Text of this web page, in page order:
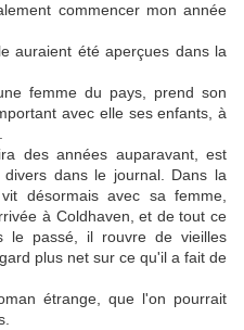
commencer mon année
auraient été aperçues dans la
femme du pays, prend son
avec elle ses enfants, à
des années auparavant, est
dans le journal. Dans la
désormais avec sa femme,
à Coldhaven, et de tout ce
le passé, il rouvre de vieilles
plus net sur ce qu'il a fait de
étrange, que l'on pourrait